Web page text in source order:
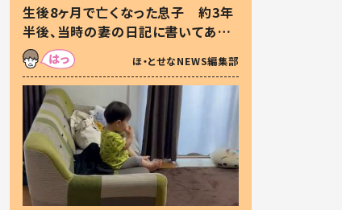
生後8ヶ月で亡くなった息子 約3年
半後、当時の妻の日記に書いてあっ
た本音とは
ほ・とせなNEWS編集部